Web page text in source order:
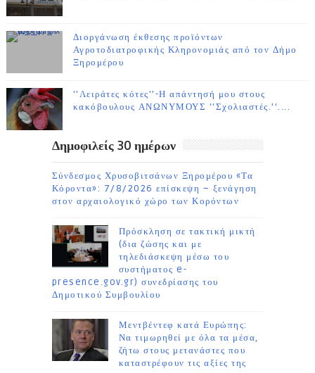
Διοργάνωση έκθεσης προϊόντων
Αγροτοδιατροφικής Κληρονομιάς από τον Δήμο
Ξηρομέρου
''Λειράτες κότες''-Η απάντησή μου στους
κακόβουλους ΑΝΩΝΥΜΟΥΣ ''Σχολιαστές.''....
Δημοφιλείς 30 ημέρων
Σύνδεσμος Χρυσοβιτσάνων Ξηρομέρου «Τα
Κόροντα»: 7/8/2026 επίσκεψη – ξενάγηση
στον αρχαιολογικό χώρο των Κορόντων
Πρόσκληση σε τακτική μικτή
(δια ζώσης και με
τηλεδιάσκεψη μέσω του
συστήματος e-
presence.gov.gr) συνεδρίασης του
Δημοτικού Συμβουλίου
Μεντβέντεφ κατά Ευρώπης:
Να τιμωρηθεί με όλα τα μέσα,
ζήτω στους μετανάστες που
καταστρέφουν τις αξίες της